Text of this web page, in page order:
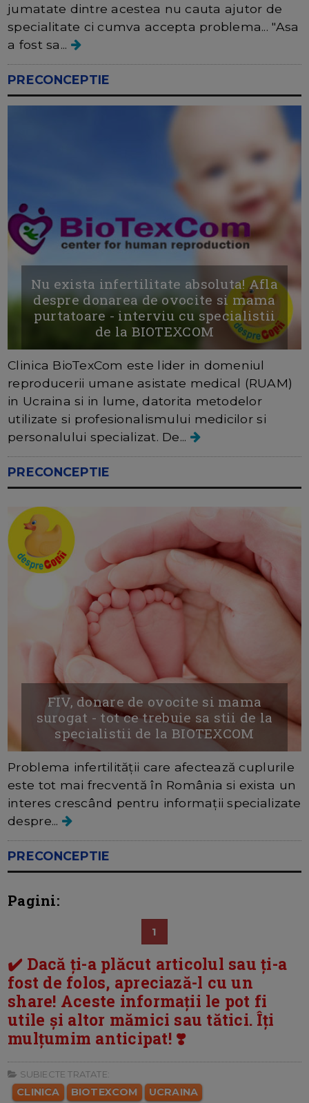
jumatate dintre acestea nu cauta ajutor de
specialitate ci cumva accepta problema... "Asa
a fost sa...
PRECONCEPTIE
Nu exista infertilitate absoluta! Afla
despre donarea de ovocite si mama
purtatoare - interviu cu specialistii
de la BIOTEXCOM
Clinica BioTexCom este lider in domeniul
reproducerii umane asistate medical (RUAM)
in Ucraina si in lume, datorita metodelor
utilizate si profesionalismului medicilor si
personalului specializat. De...
PRECONCEPTIE
FIV, donare de ovocite si mama
surogat - tot ce trebuie sa stii de la
specialistii de la BIOTEXCOM
Problema infertilității care afectează cuplurile
este tot mai frecventă în România si exista un
interes crescând pentru informații specializate
despre...
PRECONCEPTIE
Pagini:
1
✔️ Dacă ți-a plăcut articolul sau ți-a
fost de folos, apreciază-l cu un
share! Aceste informații le pot fi
utile și altor mămici sau tătici. Îți
mulțumim anticipat! ❣️
SUBIECTE TRATATE:
CLINICA BIOTEXCOM UCRAINA